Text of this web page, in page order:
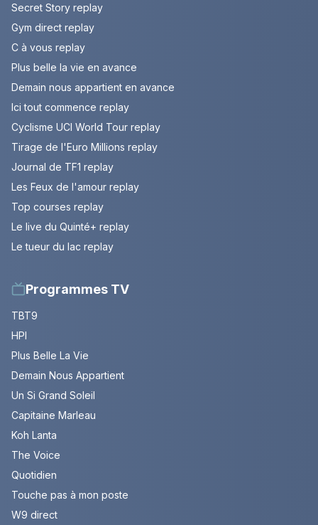
Secret Story replay
Gym direct replay
C à vous replay
Plus belle la vie en avance
Demain nous appartient en avance
Ici tout commence replay
Cyclisme UCI World Tour replay
Tirage de l'Euro Millions replay
Journal de TF1 replay
Les Feux de l'amour replay
Top courses replay
Le live du Quinté+ replay
Le tueur du lac replay
Programmes TV
TBT9
HPI
Plus Belle La Vie
Demain Nous Appartient
Un Si Grand Soleil
Capitaine Marleau
Koh Lanta
The Voice
Quotidien
Touche pas à mon poste
W9 direct